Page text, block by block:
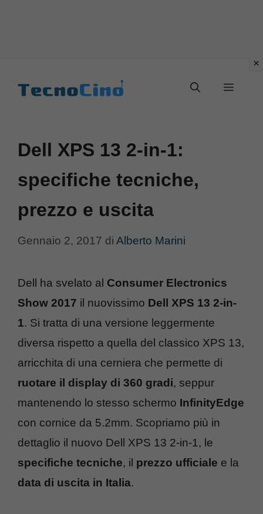
Menu
Dell XPS 13 2-in-1:
specifiche tecniche,
prezzo e uscita
Gennaio 2, 2017 di Alberto Marini
Dell ha svelato al Consumer Electronics
Show 2017 il nuovissimo Dell XPS 13 2-in-
1. Si tratta di una versione leggermente
diversa rispetto a quella del classico XPS 13,
arricchita di una cerniera che permette di
ruotare il display di 360 gradi, seppur
mantenendo lo stesso schermo InfinityEdge
con cornice da 5.2mm. Scopriamo più in
dettaglio il nuovo Dell XPS 13 2-in-1, le
specifiche tecniche, il prezzo ufficiale e la
data di uscita in Italia.